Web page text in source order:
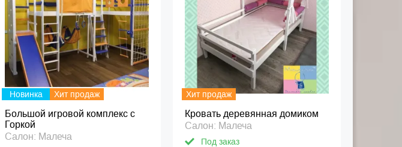
Новинка Хит продаж
Большой игровой комплекс с
Горкой
Салон: Малеча
Хит продаж
Кровать деревянная домиком
Салон: Малеча
Под заказ